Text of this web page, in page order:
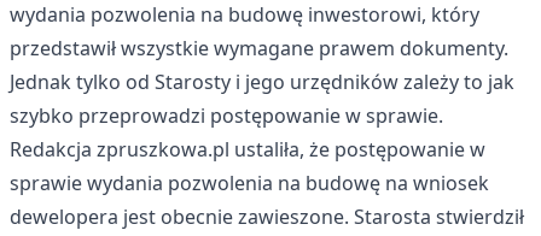
wydania pozwolenia na budowę inwestorowi, który
przedstawił wszystkie wymagane prawem dokumenty.
Jednak tylko od Starosty i jego urzędników zależy to jak
szybko przeprowadzi postępowanie w sprawie.
Redakcja zpruszkowa.pl ustaliła, że postępowanie w
sprawie wydania pozwolenia na budowę na wniosek
dewelopera jest obecnie zawieszone. Starosta stwierdził